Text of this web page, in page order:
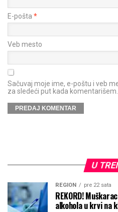
E-pošta *
Veb mesto
Sačuvaj moje ime, e-poštu i veb
za sledeći put kada komentarišem.
U
REGION pre 22 sata
REKORD!
alkohola u krvi na